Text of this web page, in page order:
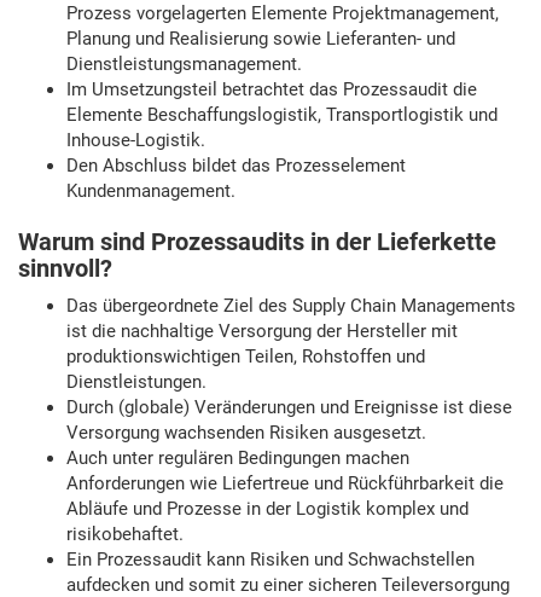
Prozess vorgelagerten Elemente Projektmanagement,
Planung und Realisierung sowie Lieferanten- und
Dienstleistungsmanagement.
Im Umsetzungsteil betrachtet das Prozessaudit die
Elemente Beschaffungslogistik, Transportlogistik und
Inhouse-Logistik.
Den Abschluss bildet das Prozesselement
Kundenmanagement.
Warum sind Prozessaudits in der Lieferkette
sinnvoll?
Das übergeordnete Ziel des Supply Chain Managements
ist die nachhaltige Versorgung der Hersteller mit
produktionswichtigen Teilen, Rohstoffen und
Dienstleistungen.
Durch (globale) Veränderungen und Ereignisse ist diese
Versorgung wachsenden Risiken ausgesetzt.
Auch unter regulären Bedingungen machen
Anforderungen wie Liefertreue und Rückführbarkeit die
Abläufe und Prozesse in der Logistik komplex und
risikobehaftet.
Ein Prozessaudit kann Risiken und Schwachstellen
aufdecken und somit zu einer sicheren Teileversorgung